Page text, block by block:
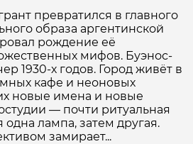
превратился в главного
образа аргентинской
рождение её
мифов. Буэнос-
1930-х годов. Город живёт в
кафе и неоновых
новые имена и новые
— почти ритуальная
лампа, затем другая.
замирает...